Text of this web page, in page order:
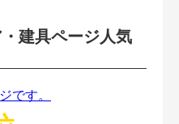
建具ページ人気